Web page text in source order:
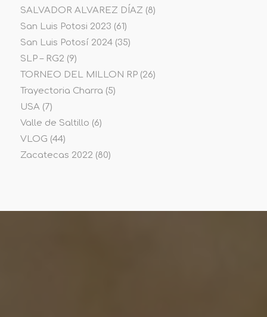
SALVADOR ALVAREZ DÍAZ (8)
San Luis Potosi 2023 (61)
San Luis Potosí 2024(35)
SLP – RG2 (9)
TORNEO DEL MILLON RP(26)
Trayectoria Charra (5)
USA(7)
Valle de Saltillo (6)
VLOG (44)
Zacatecas 2022 (80)